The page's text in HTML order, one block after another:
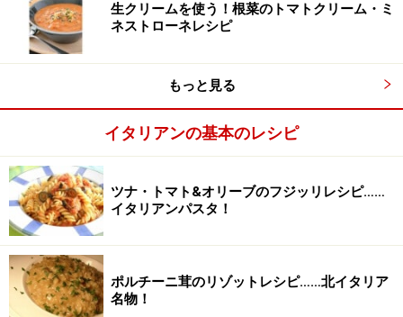
残りの材料を入れ、最後にパスタを加えて煮込む
【1】に、水洗いしたインゲン豆と、小さめのざく切り
にしたキャベツ、マッシューム、ローリエ、塩を入れて
30分煮込む。手で砕いたパスタを加えて、さらに15分煮
込み、美味しそうな香りになったらできあがり！
皿に盛り、好みでパルメザンチーズ、イタリアンパセリ
を添えます
生クリームを使う！根菜のトマトクリーム・ミ
ネストローネレシピ
もっと見る
イタリアンの基本のレシピ
ツナ・トマト&オリーブのフジッリレシピ……
イタリアンパスタ！
ポルチーニ茸のリゾットレシピ……北イタリア
名物！